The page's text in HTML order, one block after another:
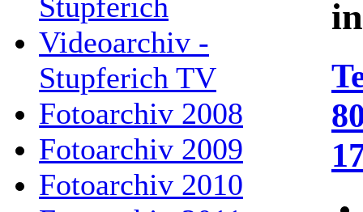
Videoarchiv -
Stupferich TV
Fotoarchiv 2008
Fotoarchiv 2009
Fotoarchiv 2010